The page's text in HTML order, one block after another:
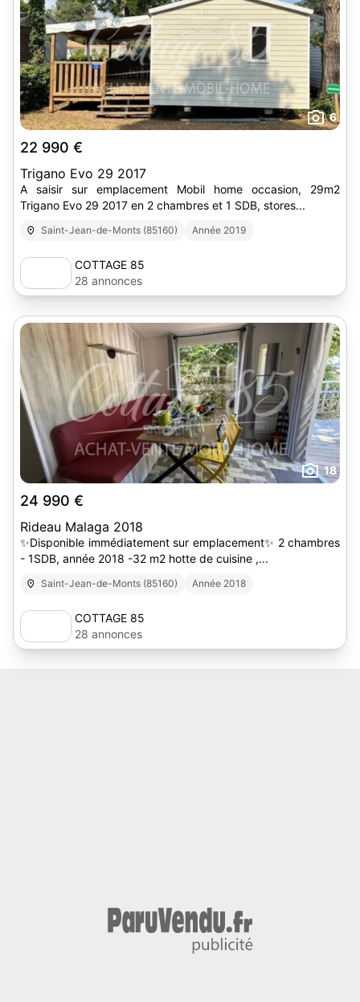
6
22 990 €
Trigano Evo 29 2017
A saisir sur emplacement Mobil home occasion, 29m2
Trigano Evo 29 2017 en 2 chambres et 1 SDB, stores...
Saint-Jean-de-Monts (85160) Année 2019
COTTAGE 85
28 annonces
18
24 990 €
Rideau Malaga 2018
✨Disponible immédiatement sur emplacement✨ 2 chambres
- 1SDB, année 2018 -32 m2 hotte de cuisine ,...
Saint-Jean-de-Monts (85160) Année 2018
COTTAGE 85
28 annonces